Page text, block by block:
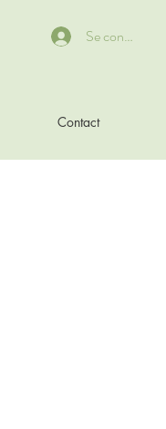
Se connecter
Contact